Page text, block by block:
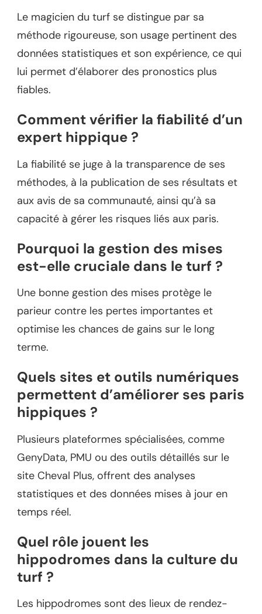
Le magicien du turf se distingue par sa
méthode rigoureuse, son usage pertinent des
données statistiques et son expérience, ce qui
lui permet d’élaborer des pronostics plus
fiables.
Comment vérifier la fiabilité d’un
expert hippique ?
La fiabilité se juge à la transparence de ses
méthodes, à la publication de ses résultats et
aux avis de sa communauté, ainsi qu’à sa
capacité à gérer les risques liés aux paris.
Pourquoi la gestion des mises
est-elle cruciale dans le turf ?
Une bonne gestion des mises protège le
parieur contre les pertes importantes et
optimise les chances de gains sur le long
terme.
Quels sites et outils numériques
permettent d’améliorer ses paris
hippiques ?
Plusieurs plateformes spécialisées, comme
GenyData, PMU ou des outils détaillés sur le
site Cheval Plus, offrent des analyses
statistiques et des données mises à jour en
temps réel.
Quel rôle jouent les
hippodromes dans la culture du
turf ?
Les hippodromes sont des lieux de rendez-